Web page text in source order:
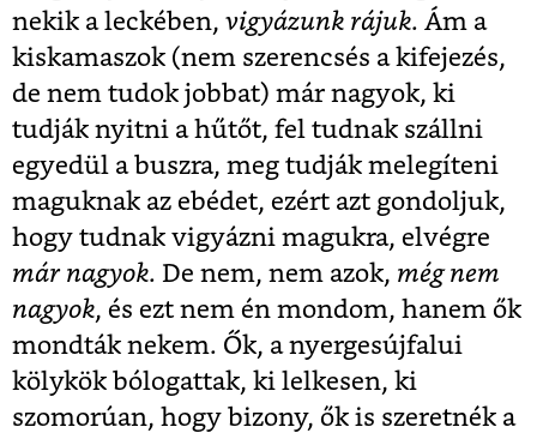
nekik a leckében, vigyázunk rájuk. Ám a
kiskamaszok (nem szerencsés a kifejezés,
de nem tudok jobbat) már nagyok, ki
tudják nyitni a hűtőt, fel tudnak szállni
egyedül a buszra, meg tudják melegíteni
maguknak az ebédet, ezért azt gondoljuk,
hogy tudnak vigyázni magukra, elvégre
már nagyok. De nem, nem azok, még nem
nagyok, és ezt nem én mondom, hanem ők
mondták nekem. Ők, a nyergesújfalui
kölykök bólogattak, ki lelkesen, ki
szomorúan, hogy bizony, ők is szeretnék a